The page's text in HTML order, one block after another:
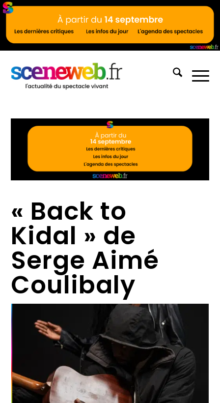
« Back to
Kidal » de
Serge Aimé
Coulibaly